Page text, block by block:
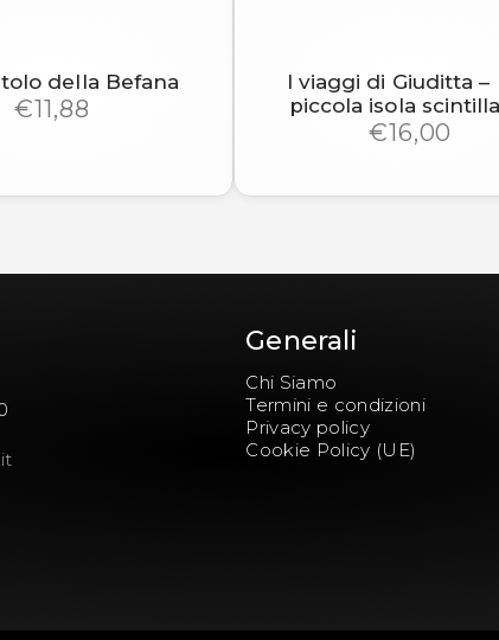
della Befana
€11,88
I viaggi di Giuditta –
piccola isola
€16,00
Generali
Chi Siamo
Termini e condizioni
Privacy policy
Cookie Policy (UE)